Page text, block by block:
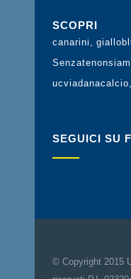
SCOPRI
canarini
ucviadanacalcio
SEGUICI SU
© Copyright 2015